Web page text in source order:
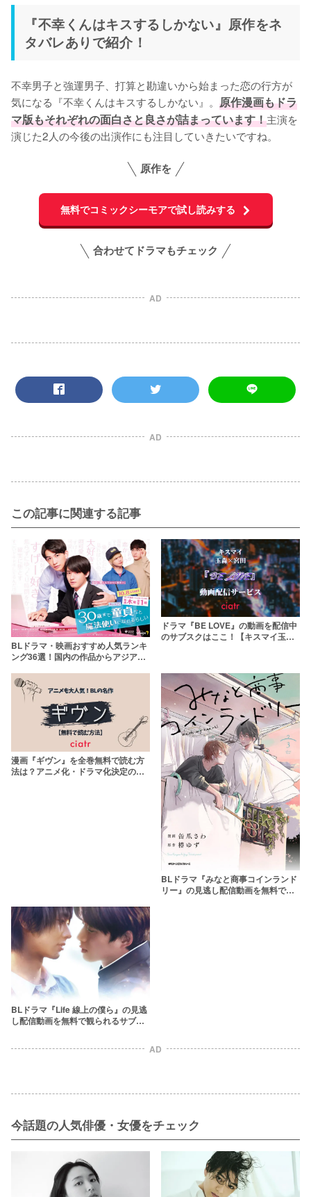
『不幸くんはキスするしかない』原作をネ
タバレありで紹介！
不幸男子と強運男子、打算と勘違いから始まった恋の行方が
気になる『不幸くんはキスするしかない』。 原作漫画もドラ
マ版もそれぞれの面白さと良さが詰まっています！主演を
演じた2人の今後の出演作にも注目していきたいですね。
原作を
無料でコミックシーモアで試し読みする
合わせてドラマもチェック
AD
AD
この記事に関連する記事
BLドラマ・映画おすすめ人気ランキ
ング36選！国内の作品からアジアBL
ドラマ『BE LOVE』の動画を配信中
のサブスクはここ！【キスマイ玉森×
漫画『ギヴン』を全巻無料で読む方
法は？アニメ化・ドラマ化決定のBL
BLドラマ『みなと商事コインランド
リー』の見逃し配信動画を無料で観
BLドラマ『Life 線上の僕ら』の見逃
し配信動画を無料で観られるサブス
AD
今話題の人気俳優・女優をチェック